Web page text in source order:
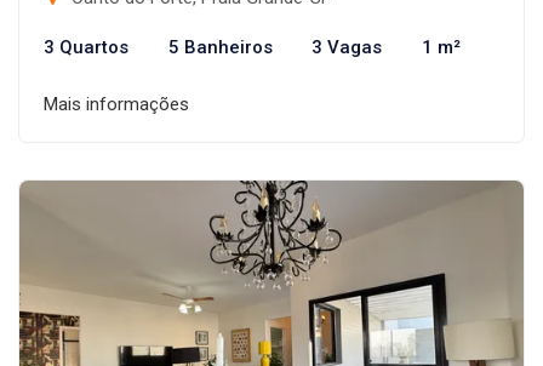
3 Quartos 5 Banheiros 3 Vagas 1 m²
Mais informações